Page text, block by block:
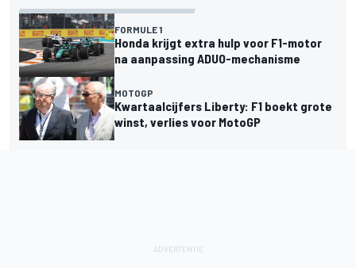
FORMULE 1
Honda krijgt extra hulp voor F1-motor
na aanpassing ADUO-mechanisme
MOTOGP
Kwartaalcijfers Liberty: F1 boekt grote
winst, verlies voor MotoGP